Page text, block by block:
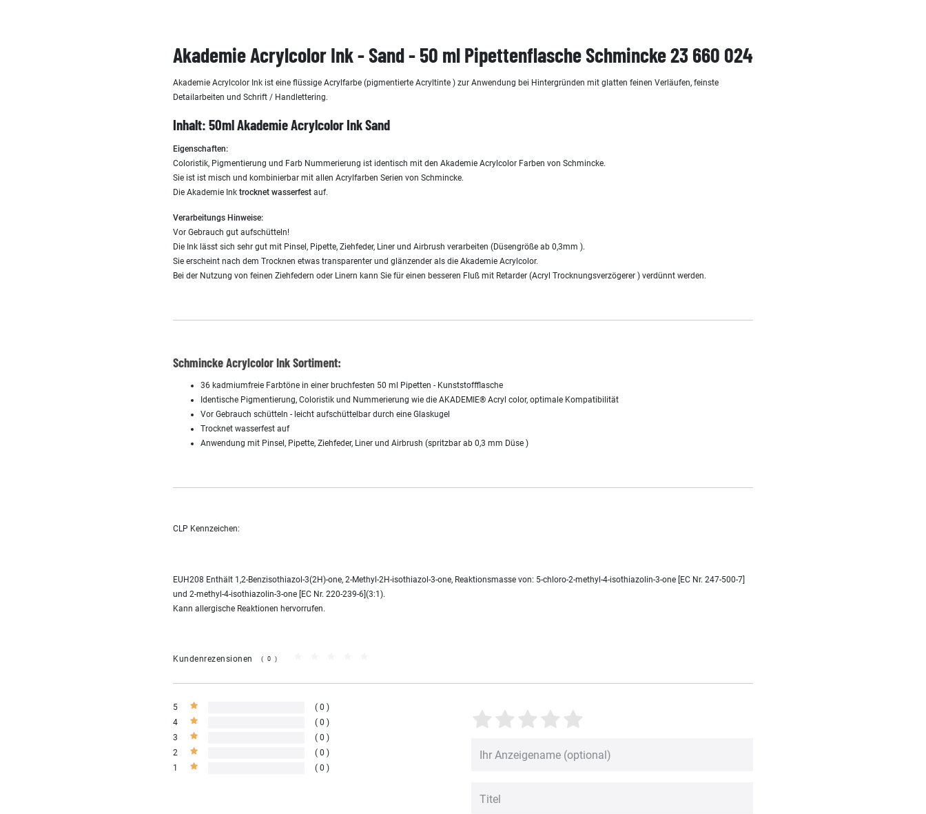
Akademie Acrylcolor Ink - Sand - 50 ml Pipettenflasche Schmincke 23 660 024
Akademie Acrylcolor Ink ist eine flüssige Acrylfarbe (pigmentierte Acryltinte ) zur Anwendung bei Hintergründen mit glatten feinen Verläufen, feinste
Detailarbeiten und Schrift / Handlettering.
Inhalt: 50ml Akademie Acrylcolor InkSand
Eigenschaften:
Coloristik, Pigmentierung und Farb Nummerierung ist identisch mit den Akademie Acrylcolor Farben von Schmincke.
Sie ist ist misch und kombinierbar mit allen Acrylfarben Serien von Schmincke.
Die Akademie Ink trocknet wasserfest auf.
Verarbeitungs Hinweise:
Vor Gebrauch gut aufschütteln!
Die Ink lässt sich sehr gut mit Pinsel, Pipette, Ziehfeder, Liner und Airbrush verarbeiten (Düsengröße ab 0,3mm ).
Sie erscheint nach dem Trocknen etwas transparenter und glänzender als die Akademie Acrylcolor.
Bei der Nutzung von feinen Ziehfedern oder Linern kann Sie für einen besseren Fluß mit Retarder (Acryl Trocknungsverzögerer ) verdünnt werden.
Schmincke Acrylcolor Ink Sortiment:
36 kadmiumfreie Farbtöne in einer bruchfesten 50 ml Pipetten - Kunststoffflasche
Identische Pigmentierung, Coloristik und Nummerierung wie die AKADEMIE® Acryl color, optimale Kompatibilität
Vor Gebrauch schütteln - leicht aufschüttelbar durch eine Glaskugel
Trocknet wasserfest auf
Anwendung mit Pinsel, Pipette, Ziehfeder, Liner und Airbrush (spritzbar ab 0,3 mm Düse )
CLP Kennzeichen:
EUH208 Enthält 1,2-Benzisothiazol-3(2H)-one, 2-Methyl-2H-isothiazol-3-one, Reaktionsmasse von: 5-chloro-2-methyl-4-isothiazolin-3-one [EC Nr. 247-500-7]
und 2-methyl-4-isothiazolin-3-one [EC Nr. 220-239-6](3:1).
Kann allergische Reaktionen hervorrufen.
Kundenrezensionen (0)
5
0
4
0
3
0
2
0
1
0